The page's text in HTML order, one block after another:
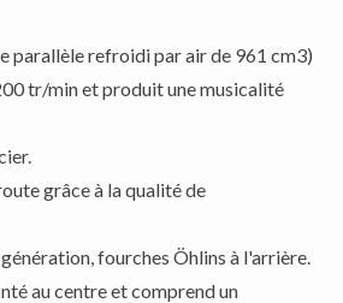
parallèle refroidi par air de 961 cm3)
tr/min et produit une musicalité
grâce à la qualité de
fourches Öhlins à l'arrière.
au centre et comprend un